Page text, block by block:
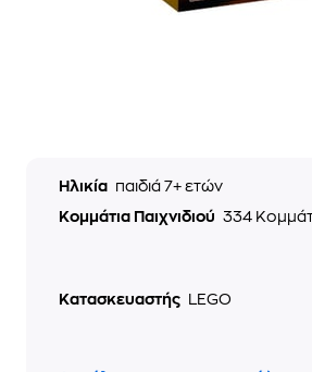
Ηλικία παιδιά 7+ ετών
Κομμάτια Παιχνιδιού 334
Κατασκευαστής
LEGO